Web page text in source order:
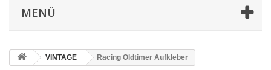
MENÜ
VINTAGE Racing Oldtimer Aufkleber